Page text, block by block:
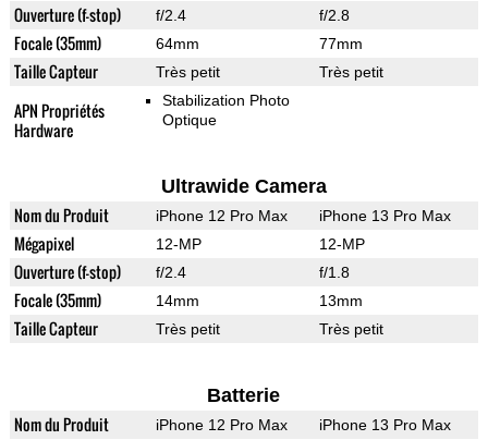
Ouverture (f-stop) f/2.4 f/2.8
Focale (35mm) 64mm 77mm
Taille Capteur Très petit Très petit
APN Propriétés
Hardware
Stabilization Photo
Optique
Ultrawide Camera
Nom du Produit iPhone 12 Pro Max iPhone 13 Pro Max
Mégapixel 12-MP 12-MP
Ouverture (f-stop) f/2.4 f/1.8
Focale (35mm) 14mm 13mm
Taille Capteur Très petit Très petit
Batterie
Nom du Produit iPhone 12 Pro Max iPhone 13 Pro Max